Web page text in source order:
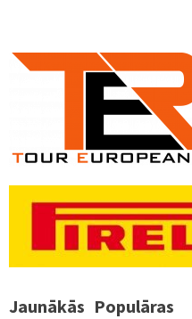
Jaunākās Populāras